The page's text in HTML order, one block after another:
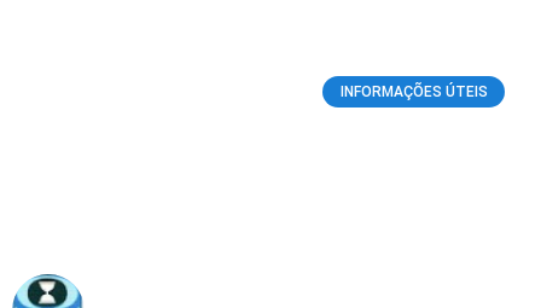
INFORMAÇÕES ÚTEIS